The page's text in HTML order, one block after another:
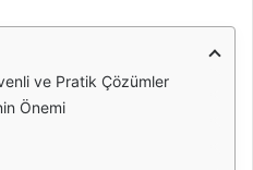
ve Pratik Çözümler
Önemi